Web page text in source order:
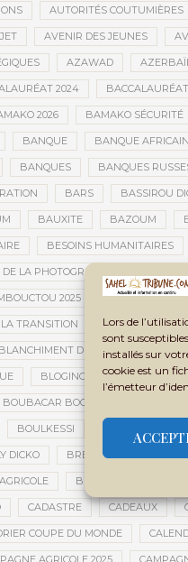
Lors de
sont
installés sur
cookie est un
l’émetteur
AUTORITÉS COUTUMIÈRES
AVENIR DES JEUNES
AZAWAD
2024
2026 BAMAKO SÉCURITÉ
BANQUE BANQUE
BANQUES BANQUES
BARS BASSIROU
BAUXITE BAZOUM
BESOINS HUMANITAIRES
LA PHOTOGRAPHIE
2025 BIENNALE
TRANSITION BILAN DES
BLANCHIMENT DE CAPITAUX
BLOGING BNDA
BOUBACAR BOCOUM
BOULKESSI
DICKO BRÉSIL BRICE
BUDGET DE LA
CADASTRE CADEAUX
COUPE DU MONDE